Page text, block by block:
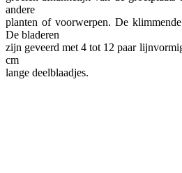
andere
planten of voorwerpen. De
De bladeren
zijn geveerd met 4 tot 12 paar
cm
lange deelblaadjes.